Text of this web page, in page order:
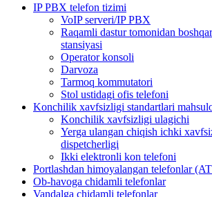
IP PBX telefon tizimi
VoIP serveri/IP PBX
Raqamli dastur tomonidan
stansiyasi
Operator konsoli
Darvoza
Tarmoq kommutatori
Stol ustidagi ofis telefoni
Konchilik xavfsizligi standartlari
Konchilik xavfsizligi ulagichi
Yerga ulangan chiqish ichki
dispetcherligi
Ikki elektronli kon telefoni
Portlashdan himoyalangan telefonlar
Ob-havoga chidamli telefonlar
Vandalga chidamli telefonlar